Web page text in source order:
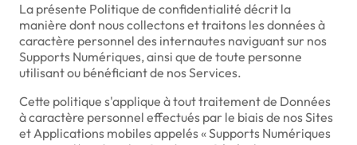
La présente Politique de confidentialité décrit la
manière dont nous collectons et traitons les données à
caractère personnel des internautes naviguant sur nos
Supports Numériques, ainsi que de toute personne
utilisant ou bénéficiant de nos Services.
Cette politique s'applique à tout traitement de Données
à caractère personnel effectués par le biais de nos Sites
et Applications mobiles appelés « Supports Numériques